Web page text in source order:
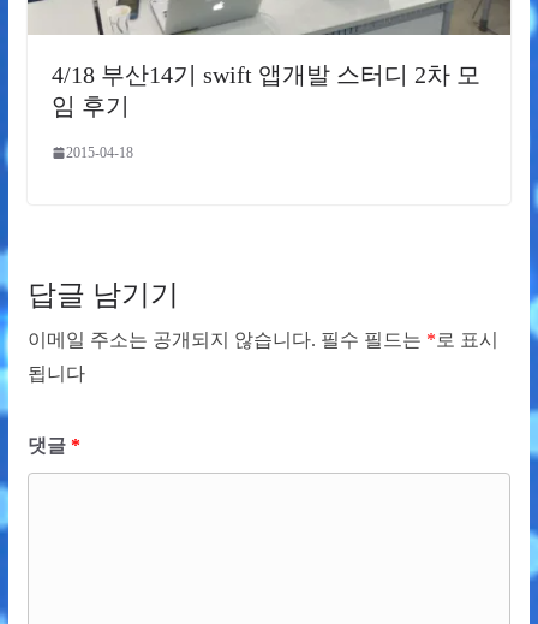
4/18 부산14기 swift 앱개발 스터디 2차 모
임 후기
2015-04-18
답글 남기기
이메일 주소는 공개되지 않습니다. 필수 필드는 * 로 표시
됩니다
댓글 *